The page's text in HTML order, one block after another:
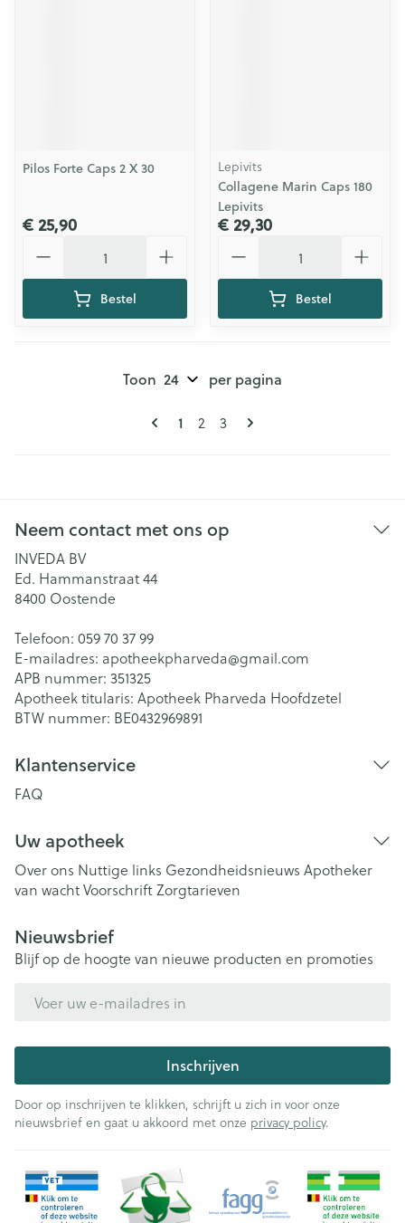
Pilos Forte Caps 2 X 30
€ 25,90
Bestel
Lepivits
Collagene Marin Caps 180
Lepivits
€ 29,30
Bestel
Pagina's
U lees momenteel pagina
1 Pagina
2 Pagina
3
Toon per pagina
Neem contact met ons op
INVEDA BV
Ed. Hammanstraat 44
8400 Oostende
Telefoon: 059 70 37 99
E-mailadres: apotheekpharveda@gmail.com
APB nummer: 351325
Apotheek titularis: Apotheek Pharveda Hoofdzetel
BTW nummer: BE0432969891
Klantenservice
FAQ
Uw apotheek
Over ons Nuttige links Gezondheidsnieuws Apotheker
van wachtVoorschriftZorgtarieven
Nieuwsbrief
Blijf op de hoogte van nieuwe producten en promoties
Inschrijven
Door op inschrijven te klikken, schrijft u zich in voor onze
nieuwsbrief en gaat u akkoord met onze privacy policy.